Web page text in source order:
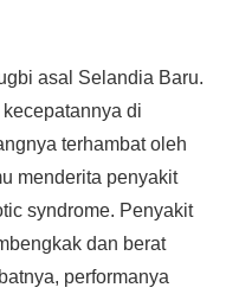
asal Selandia Baru.
di
terhambat oleh
menderita penyakit
syndrome. Penyakit
dan berat
performanya